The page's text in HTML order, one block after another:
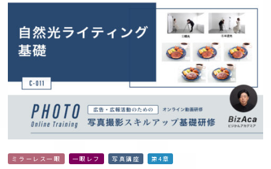
ミラーレス一眼 一眼レフ 写真講座 第4章